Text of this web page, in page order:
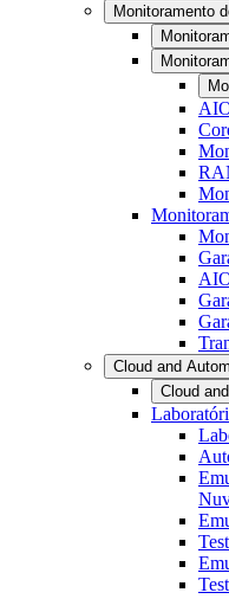
Monitoramento
Cloud and
Cloud